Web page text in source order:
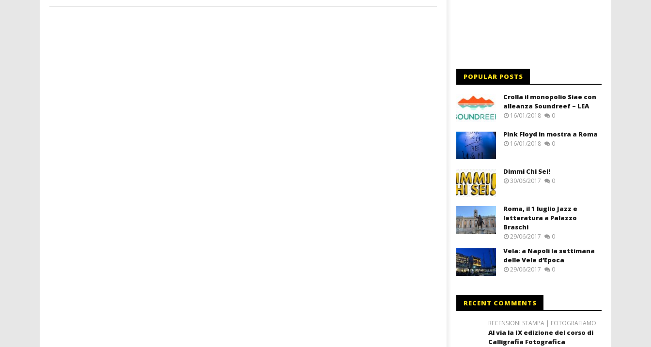
POPULAR POSTS
Crolla il monopolio Siae con
alleanza Soundreef – LEA
16/01/2018 0
Pink Floyd in mostra a Roma
16/01/2018 0
Dimmi Chi Sei!
30/06/2017 0
Roma, il 1 luglio Jazz e
letteratura a Palazzo
Braschi
29/06/2017 0
Vela: a Napoli la settimana
delle Vele d’Epoca
29/06/2017 0
RECENT COMMENTS
RECENSIONI STAMPA | FOTOGRAFIAMO
Al via la IX edizione del corso di
Calligrafia Fotografica